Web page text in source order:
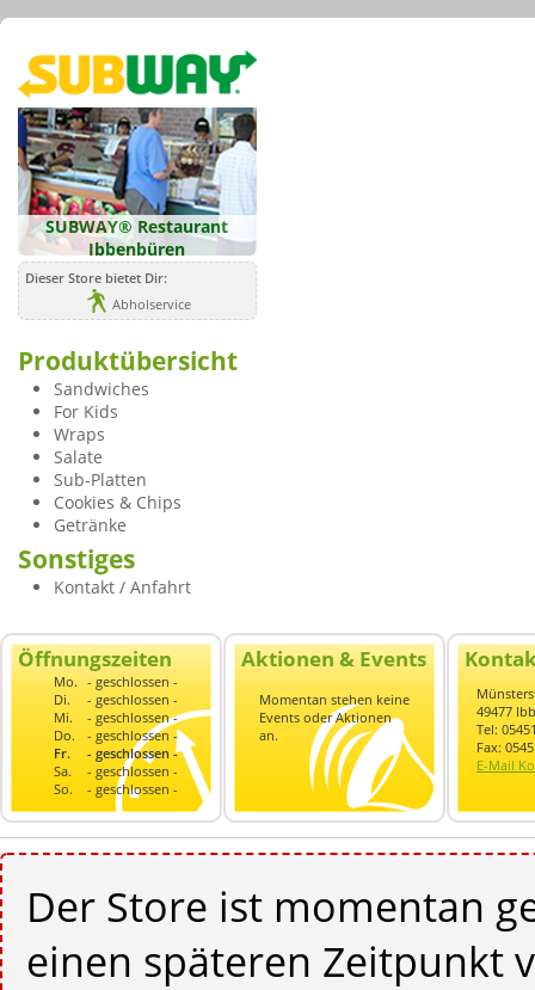
SUBWAY® Restaurant
Ibbenbüren
Dieser Store bietet Dir:
Abholservice
Produktübersicht
Sandwiches
For Kids
Wraps
Salate
Sub-Platten
Cookies & Chips
Getränke
Sonstiges
Kontakt / Anfahrt
Öffnungszeiten
Mo. - geschlossen -
Di.
- geschlossen -
Mi.
- geschlossen -
Do.
- geschlossen -
Fr.
- geschlossen -
Sa.
- geschlossen -
So.
- geschlossen -
Aktionen & Events
Momentan stehen keine
Events oder Aktionen
an.
49477
Tel:
Fax:
E-Mail
Der Store ist momentan
einen späteren Zeitpunkt